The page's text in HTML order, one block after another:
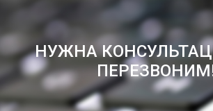
НУЖНА